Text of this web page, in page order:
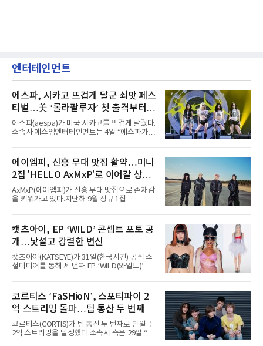
엔터테인먼트
에스파, 시카고 뜨겁게 달군 쇠맛 페스
티벌…美 ‘롤라팔루자’ 첫 출격부터
증명한 존재감
에스파(aespa)가 미국 시카고를 뜨겁게 달궜다.
소속사 에스엠엔터테인먼트는 4일 “에스파가
서 열린 ‘롤라팔루자 시카고’(Lollapalooza
Chicago)의 알리안츠 스테이지에 올랐다”며
“총 14곡으로 구성된 세트리스트를 선사, 데뷔 7
년 차다운 노련한 무대 매너와 파워풀한 에너지
로 현장의 분위기를 압도했다”고 밝혔다.1991
년 시작된 ‘롤라팔루자’는 8개 스테이지, 170여
팀의 아티스트와 40만 명 이상의 관객이 운집하
코르티스 등 K팝 스타들이 출연진 명단에 이름
을 올렸다.이날 에스파는
에이엠피, 신흥 무대 맛집 활약…미니
2집 'HELLO AxMxP'로 이어갈 상승
세
AxMxP(에이엠피)가 신흥 무대 맛집으로 존재감
을 키워가고 있다.지난해 9월 정규 1집
AxMxP는 데뷔 전부터 버스킹과 각종 페스티벌,
공연 무대에 오르며 실전 경험을 쌓아왔다.이들
은 소속사 패밀리 콘서트를 비롯해 '뷰티풀 민트
라이프 2025', '2025 부산국제록페스티벌' 등 대
형 무대에 잇달아 출연해 당찬 에너지와 풋풋한
매력으로 음악팬들의 눈도장을 찍었다.이후
AxMxP는 '카운트다운 판타지 2025-2026',
정적인 실력을 입증했고, 올해 '2026 어썸뮤직
페스티벌', '뷰티풀 민트 라이프 2026', '2026
캣츠아이, EP ‘WILD’ 콘셉트 포토 공
개…낯설고 강렬한 변신
캣츠아이(KATSEYE)가 31일(한국시간) 공식 소
셜미디어를 통해 세 번째 EP ‘WILD(와일드)’의
heart(와일드 하트)’라는 제목이 붙은 콘셉트 포
토에는 멤버들의 본능적이고 야성적인 면모가
강렬하게 담겼다. 짙은 아이섀도와 푸른빛·금빛·
붉은빛의 컬러 렌즈가 비현실적인 분위기를 자
아내고, 여러 원색이 불규칙하게 뒤섞인 멀티컬
러 헤어와 과감한 블루·블랙 립 메이크업이 낯설
고도 매혹적인 비주얼을 완성했다.스타일링 역
코르티스 ‘FaSHioN’, 스포티파이 2
억 스트리밍 돌파…팀 통산 두 번째
코르티스(CORTIS)가 팀 통산 두 번째로 단일곡
2억 스트리밍을 달성했다.소속사 측은 29일 “코